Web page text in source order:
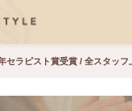
セラピスト賞受賞 / 全スタッ